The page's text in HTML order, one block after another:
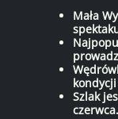
Mała
Szlak
czerwca.